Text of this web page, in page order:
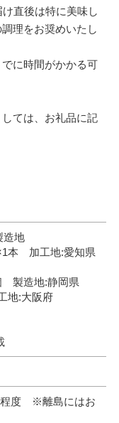
直後は特に美味し
理をお奨めいたし
に時間がかかる可
ては、お礼品に記
造地
本 加工地:愛知県
製造地:静岡県
地:大阪府
程度 ※離島にはお